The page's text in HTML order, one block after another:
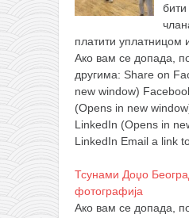
платити уплатницом
Ако вам се допада,
другима: Share on
new window)
(Opens in new
LinkedIn (Opens in
LinkedIn Email a link
Тсунами Доџо
фотографија
Ако вам се допада,